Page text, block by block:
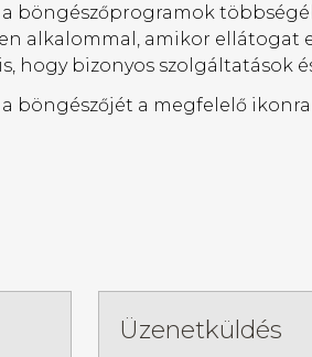
böngészőprogramok
alkalommal, amikor ellátogat
hogy bizonyos szolgáltatások
böngészőjét a megfelelő
Üzenetküldés